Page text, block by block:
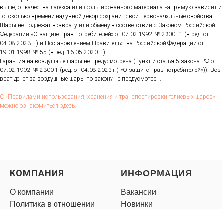
вы­ше, от ка­чес­тва ла­тек­са или фоль­ги­рован­но­го ма­тери­ала нап­ря­мую за­висит и
то, сколь­ко вре­мени на­дув­ной де­кор сох­ра­нит свои пер­во­началь­ные свой­ства.
Ша­ры не под­ле­жат воз­вра­ту или об­ме­ну в со­от­ветс­твии с За­коном Рос­сий­ской
Фе­дера­ции «О за­щите прав пот­ре­бите­лей» от 07.02.1992 № 2300–1 (в ред. от
04.08.2023 г.) и Пос­та­нов­ле­ни­ем Пра­витель­ства Рос­сий­ской Фе­дера­ции от
19.01.1998 № 55 (в ред. 16.05.2020 г.)
Га­ран­тия на воз­душные ша­ры не пре­дус­мотре­на (пункт 7 статья 5 за­кона РФ от
07.02.1992 № 2300-1 (ред. от 04.08.2023 г.) «О за­щите прав пот­ре­бите­лей»)). Воз­
врат де­нег за воз­душные ша­ры по за­кону не пре­дус­мотрен.
С «Пра­вила­ми ис­поль­зо­вания, хра­нения и тран­спор­ти­ров­ки ге­ли­евых ша­ров»
мож­но оз­на­комить­ся здесь.
КОМПАНИЯ
О компании
Политика в отношении
ИНФОРМАЦИЯ
Вакансии
Новинки